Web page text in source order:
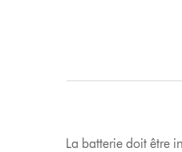
La batterie doit être